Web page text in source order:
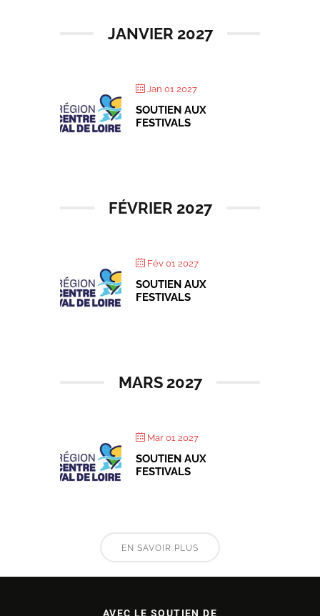
JANVIER 2027
Jan 01 2027
SOUTIEN AUX
FESTIVALS
FÉVRIER 2027
Fév 01 2027
SOUTIEN AUX
FESTIVALS
MARS 2027
Mar 01 2027
SOUTIEN AUX
FESTIVALS
EN SAVOIR PLUS
AVEC LE SOUTIEN DE